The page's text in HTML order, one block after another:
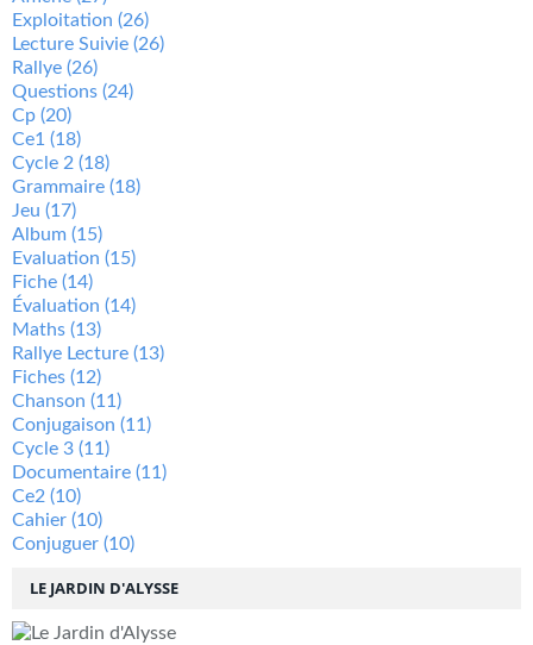
LE JARDIN D'ALYSSE
Exploitation (26)
Lecture Suivie (26)
Rallye (26)
Questions (24)
Cp (20)
Ce1 (18)
Cycle 2 (18)
Grammaire (18)
Jeu (17)
Album (15)
Evaluation (15)
Fiche (14)
Évaluation (14)
Maths (13)
Rallye Lecture (13)
Fiches (12)
Chanson (11)
Conjugaison (11)
Cycle 3 (11)
Documentaire (11)
Ce2 (10)
Cahier (10)
Conjuguer (10)